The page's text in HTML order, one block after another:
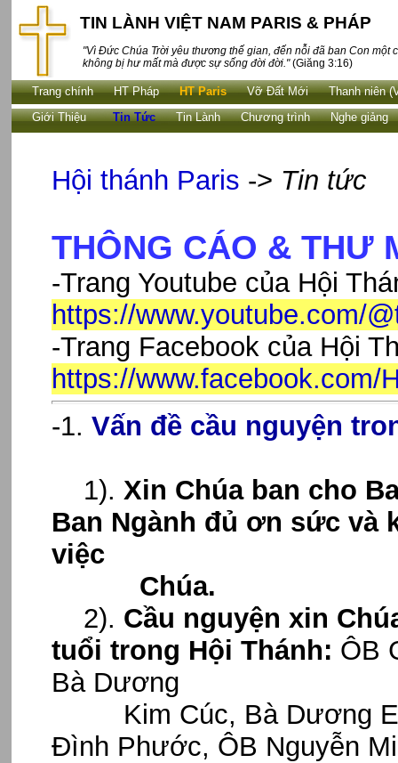
TIN LÀNH VIỆT NAM PARIS & PHÁP
"Vì Đức Chúa Trời yêu thương thế gian, đến nỗi đã ban Con một
không bị hư mất mà được sự sống đời đời."(Giăng 3:16)
Trang chính HT Pháp HT Paris Vỡ Đất Mới
Thanh niên
Giới Thiệu
Tin Tức Tin Lành Chương trình Nghe giảng
Hội thánh Paris -> Tin tức
THÔNG CÁO & THƯ
-Trang Youtube của Hội
https://www.youtube.com/
-Trang Facebook của Hội
https://www.facebook.com/
-1. Vấn đề cầu nguyện
1). Xin Chúa ban cho
Ban Ngành đủ ơn sức và
việc
Chúa.
2). Cầu nguyện xin
tuổi trong Hội Thánh: ÔB
Bà Dương
Kim Cúc, Bà Dương
Đình Phước, ÔB Nguyễn